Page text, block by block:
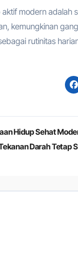
modern adalah
kemungkinan
rutinitas
Hidup Sehat
Darah Tetap